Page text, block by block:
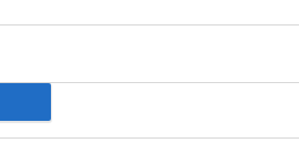
που προσπαθούν να